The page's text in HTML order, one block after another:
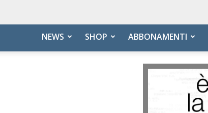
NEWS SHOP ABBONAMENTI